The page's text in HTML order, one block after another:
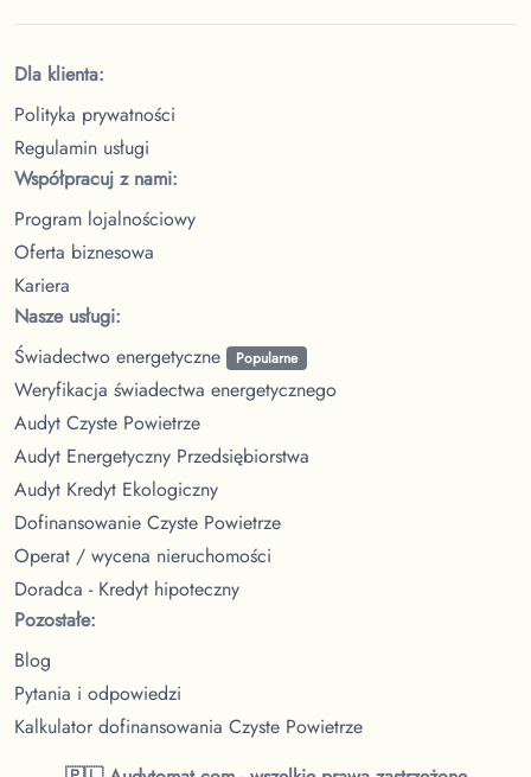
Dla klienta:
Polityka prywatności
Regulamin usługi
Współpracuj z nami:
Program lojalnościowy
Oferta biznesowa
Kariera
Nasze usługi:
Świadectwo energetyczne
Popularne
Weryfikacja świadectwa energetycznego
Audyt Czyste Powietrze
Audyt Energetyczny Przedsiębiorstwa
Audyt Kredyt Ekologiczny
Dofinansowanie Czyste Powietrze
Operat / wycena nieruchomości
Doradca - Kredyt hipoteczny
Pozostałe:
Blog
Pytania i odpowiedzi
Kalkulator dofinansowania Czyste Powietrze